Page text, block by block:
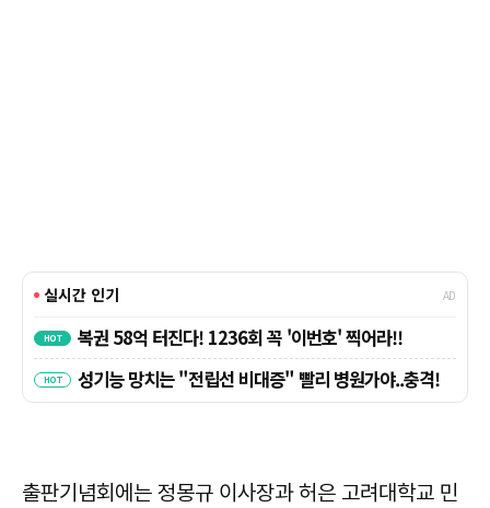
출판기념회에는 정몽규 이사장과 허은 고려대학교 민